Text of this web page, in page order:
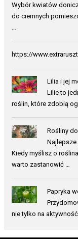
Wybór kwiatów
do ciemnych
https://
Lilia i jej
Lilie to
roślin, które zdobią
Rośliny
Najlepsze
Kiedy myślisz o
warto zastanowić …
Papryka
nie tylko na aktywność